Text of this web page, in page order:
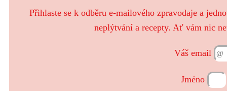
Přihlaste se k odběru e-mailového zpravodaje a
neplýtvání a recepty. Ať vám nic
Váš email
Jméno